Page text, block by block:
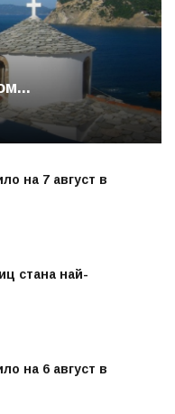
на 7 август в
стана най-
на 6 август в